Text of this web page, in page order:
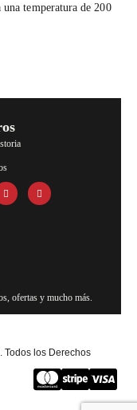
temperatura de 200
ofertas y mucho más.
Todos los Derechos